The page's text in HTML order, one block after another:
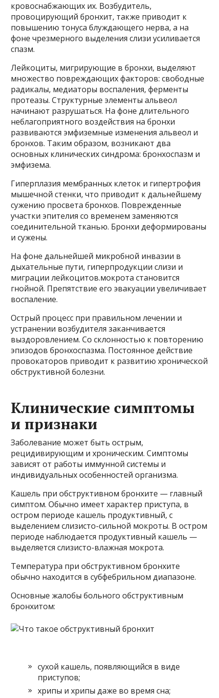
кровоснабжающих их. Возбудитель,
провоцирующий бронхит, также приводит к
повышению тонуса блуждающего нерва, а на
фоне чрезмерного выделения слизи усиливается
спазм.
Лейкоциты, мигрирующие в бронхи, выделяют
множество повреждающих факторов: свободные
радикалы, медиаторы воспаления, ферменты
протеазы. Структурные элементы альвеол
начинают разрушаться. На фоне длительного
неблагоприятного воздействия на бронхи
развиваются эмфиземные изменения альвеол и
бронхов. Таким образом, возникают два
основных клинических синдрома: бронхоспазм и
эмфизема.
Гиперплазия мембранных клеток и гипертрофия
мышечной стенки, что приводит к дальнейшему
сужению просвета бронхов. Поврежденные
участки эпителия со временем заменяются
соединительной тканью. Бронхи деформированы
и сужены.
На фоне дальнейшей микробной инвазии в
дыхательные пути, гиперпродукции слизи и
миграции лейкоцитов.мокрота становится
гнойной. Препятствие его эвакуации увеличивает
воспаление.
Острый процесс при правильном лечении и
устранении возбудителя заканчивается
выздоровлением. Со склонностью к повторению
эпизодов бронхоспазма. Постоянное действие
провокаторов приводит к развитию хронической
обструктивной болезни.
Клинические симптомы
и признаки
Заболевание может быть острым,
рецидивирующим и хроническим. Симптомы
зависят от работы иммунной системы и
индивидуальных особенностей организма.
Кашель при обструктивном бронхите — главный
симптом. Обычно имеет характер приступа, в
остром периоде кашель продуктивный, с
выделением слизисто-сильной мокроты. В остром
периоде наблюдается продуктивный кашель —
выделяется слизисто-влажная мокрота.
Температура при обструктивном бронхите
обычно находится в субфебрильном диапазоне.
Основные жалобы больного обструктивным
бронхитом:
сухой кашель, появляющийся в виде
приступов;
хрипы и хрипы даже во время сна;